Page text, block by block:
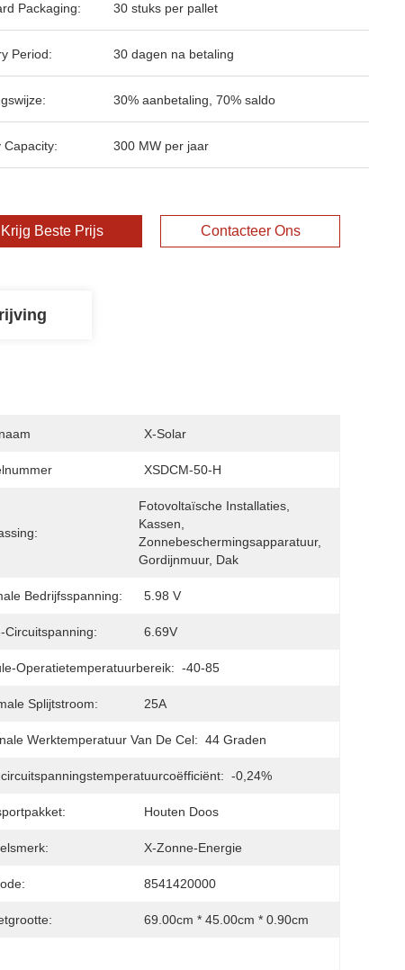
Packaging: 30 stuks per pallet
Period: 30 dagen na betaling
30% aanbetaling, 70% saldo
Capacity: 300 MW per jaar
Krijg Beste Prijs Contacteer Ons
X-Solar
XSDCM-50-H
Fotovoltaïsche Installaties,
Kassen,
Zonnebeschermingsapparatuur,
Gordijnmuur, Dak
Bedrijfsspanning: 5.98 V
Circuitspanning: 6.69V
Operatietemperatuurbereik: -40-85
Splijtstroom: 25A
Werktemperatuur Van De Cel: 44 Graden
-0,24%
Houten Doos
X-Zonne-Energie
8541420000
69.00cm * 45.00cm * 0.90cm